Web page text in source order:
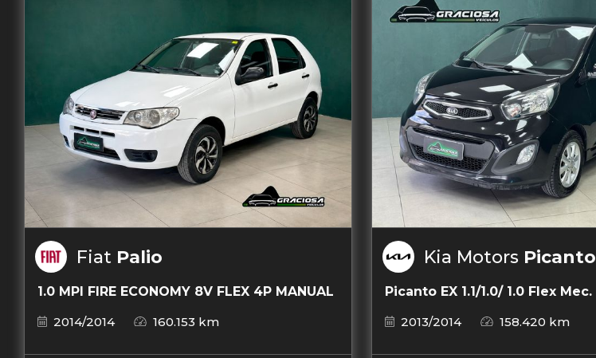
Fiat Palio
1.0 MPI FIRE ECONOMY 8V FLEX 4P MANUAL
2014/2014
160.153 km
Kia Motors Picanto
Picanto EX 1.1/1.0/ 1.0 Flex Mec.
2013/2014
158.420 km